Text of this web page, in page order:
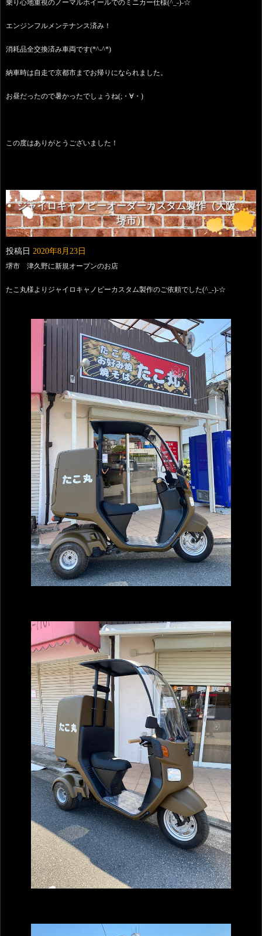
乗り心地重視のノーマルホイールでのミニカー仕様(^_-)-☆
エンジンフルメンテナンス済み！
消耗品全交換済み車両です(*^-^*)
納車時は自走で京都市までお帰りになられました。
お昼だったので暑かったでしょうね(;・∀・)
この度はありがとうございました！
ジャイロキャノピーオーダーカスタム製作（大阪、
堺市）
投稿日 2020年8月23日
堺市 津久野に新規オープンのお店
たこ丸様よりジャイロキャノピーカスタム製作のご依頼でした(^_-)-☆